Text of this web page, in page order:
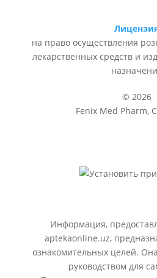
на право осуществления
лекарственных средств и
© 2026
Fenix Med Pharm,
Информация,
aptekaonline.uz,
ознакомительных целей.
руководством для